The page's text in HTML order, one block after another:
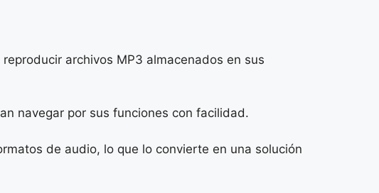
archivos MP3 almacenados en sus
navegar por sus funciones con facilidad.
de audio, lo que lo convierte en una solución